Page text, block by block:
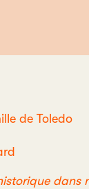
de Toledo
dans